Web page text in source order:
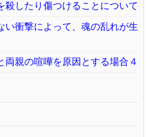
殺したり傷つけることについて
い衝撃によって、魂の乱れが生
両親の喧嘩を原因とする場合４